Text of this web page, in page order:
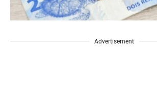
Advertisement